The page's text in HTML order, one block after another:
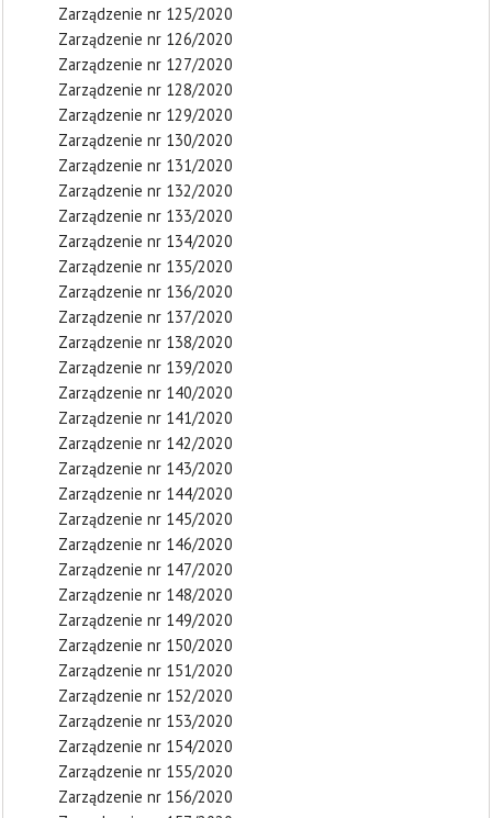
Zarządzenie nr 125/2020
Zarządzenie nr 126/2020
Zarządzenie nr 127/2020
Zarządzenie nr 128/2020
Zarządzenie nr 129/2020
Zarządzenie nr 130/2020
Zarządzenie nr 131/2020
Zarządzenie nr 132/2020
Zarządzenie nr 133/2020
Zarządzenie nr 134/2020
Zarządzenie nr 135/2020
Zarządzenie nr 136/2020
Zarządzenie nr 137/2020
Zarządzenie nr 138/2020
Zarządzenie nr 139/2020
Zarządzenie nr 140/2020
Zarządzenie nr 141/2020
Zarządzenie nr 142/2020
Zarządzenie nr 143/2020
Zarządzenie nr 144/2020
Zarządzenie nr 145/2020
Zarządzenie nr 146/2020
Zarządzenie nr 147/2020
Zarządzenie nr 148/2020
Zarządzenie nr 149/2020
Zarządzenie nr 150/2020
Zarządzenie nr 151/2020
Zarządzenie nr 152/2020
Zarządzenie nr 153/2020
Zarządzenie nr 154/2020
Zarządzenie nr 155/2020
Zarządzenie nr 156/2020